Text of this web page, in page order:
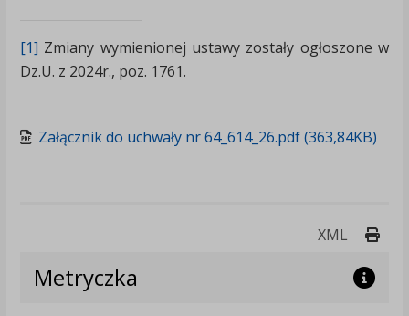
[1] Zmiany wymienionej ustawy zostały ogłoszone w
Dz.U. z 2024r., poz. 1761.
Załącznik do uchwały nr 64_614_26.pdf (363,84KB)
XML
Metryczka